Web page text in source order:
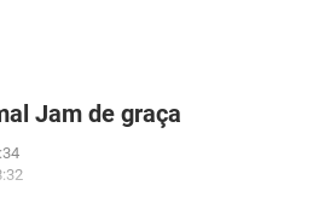
Jam de graça